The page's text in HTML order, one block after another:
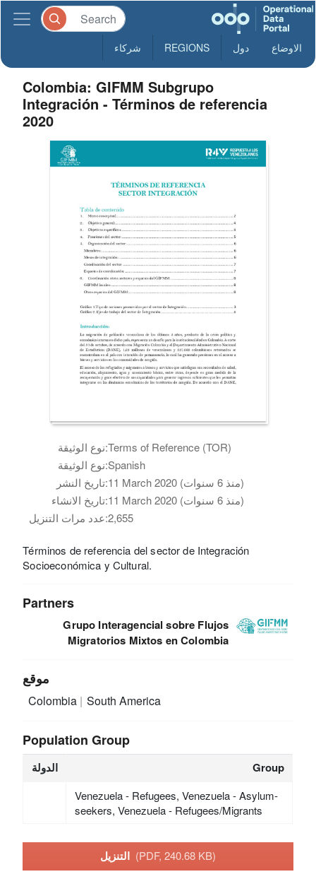
الاوضاع دول REGIONS شركاء
Colombia: GIFMM Subgrupo
Integración - Términos de referencia
2020
نوع الوثيقة:Terms of Reference (TOR)
نوع الوثيقة:Spanish
تاريخ النشر:
11 March 2020 (منذ 6 سنوات)
تاريخ الانشاء:
11 March 2020 (منذ 6 سنوات)
عدد مرات التنزيل:2,655
Términos de referencia del sector de Integración
Socioeconómica y Cultural.
Partners
Grupo Interagencial sobre Flujos
Migratorios Mixtos en Colombia
موقع
Colombia South America
Population Group
الدولة Group
Venezuela - Refugees, Venezuela - Asylum-
seekers, Venezuela - Refugees/Migrants
(PDF, 240.68 KB)